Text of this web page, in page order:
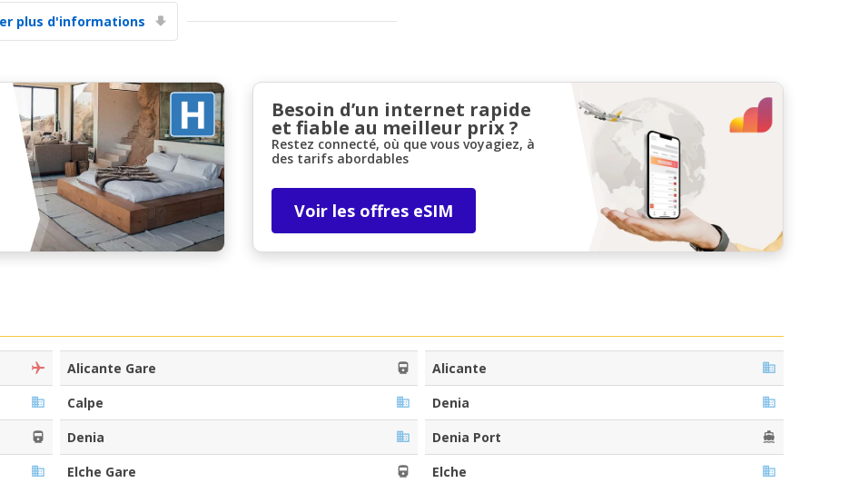
plus d'informations
Besoin d’un internet rapide
et fiable au meilleur prix ?
Restez connecté, où que vous voyagiez, à
des tarifs abordables
Voir les offres eSIM
Alicante Gare
Alicante
Calpe
Denia
Denia
Denia Port
Elche Gare
Elche
Promotions spéciales
Accédez à toutes vos réservations en un seul
endroit